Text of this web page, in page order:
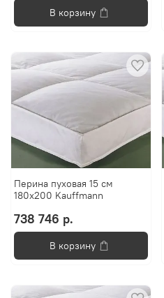
В корзину
Перина пуховая 15 см
180x200 Kauffmann
738 746 р.
В корзину